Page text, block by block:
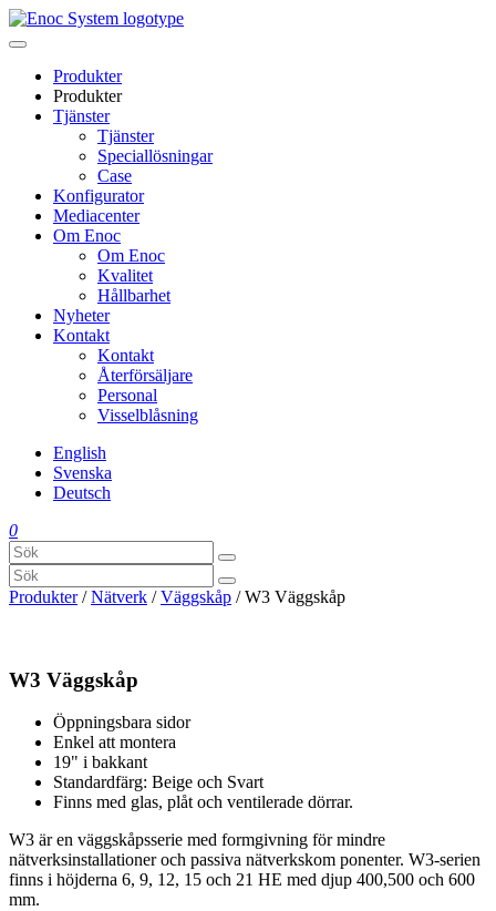
Skip
to
Produkter
Produkter
Tjänster
Tjänster
Speciallösningar
Case
Konfigurator
Mediacenter
Om Enoc
Om Enoc
Kvalitet
Hållbarhet
Nyheter
Kontakt
Kontakt
Återförsäljare
Personal
Visselblåsning
English
Svenska
Deutsch
0
Produkter/Nätverk /Väggskåp / W3 Väggskåp
W3 Väggskåp
Öppningsbara sidor
Enkel att montera
19" i bakkant
Standardfärg: Beige och Svart
Finns med glas, plåt och ventilerade dörrar.
W3 är en väggskåpsserie med formgivning för mindre
nätverksinstallationer och passiva nätverkskom ponenter. W3-serien
finns i höjderna 6, 9, 12, 15 och 21 HE med djup 400,500 och 600
mm.